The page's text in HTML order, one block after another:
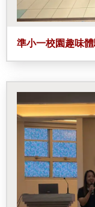
準小一校園趣味